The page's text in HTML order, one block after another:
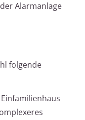
Alarmanlage
folgende
Einfamilienhaus